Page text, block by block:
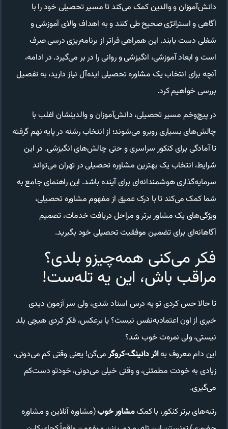
دانش‌آموزان و والدین کمک می‌کند تا مسیر تحصیلی خود را با
آگاهی و استراتژی صحیح طی کنند و به اهداف والای آموزشی و
شغلی دست یابند. این همراهی فراتر از برنامه‌ریزی درسی صرف
است و ابعاد آموزشی، انگیزشی و روانی را در بر می‌گیرد. در ادامه،
آنچه برای انتخاب یک مشاوره تحصیلی ایده‌آل نیاز دارید، به تفصیل
بررسی خواهیم کرد.
در پیچ‌وخم مسیر تحصیلی، دانش‌آموزان و والدینشان اغلب با
چالش‌های بسیاری روبرو می‌شوند؛ از انتخاب رشته در پایه نهم گرفته
تا آمادگی برای کنکور سراسری و حتی چالش‌های انگیزشی. در این
شرایط، انتخاب یک بهترین مشاوره تحصیلی در تهران می‌تواند
سرمایه‌گذاری هوشمندانه‌ای برای آینده باشد. این راهنمای جامع به
شما کمک می‌کند تا با درک عمیق از مفهوم مشاوره تحصیلی،
ویژگی‌های یک مشاور برتر و مراحل دریافت خدمات، تصمیم
آگاهانه‌ای برای تضمین موفقیت تحصیلی خود بگیرید.
فکر می‌کنی همه‌چیزو بلدی؟
مراقب باش، این یه تله‌ست!
تا حالا حس کردی تو یه درس استاد شدی، ولی سر آزمون دیدی
خبری از اون اعتمادبه‌نفس نیست؟ یا برعکس، فکر کردی هیچی بلد
نیستی، ولی نمره‌ت خوب شد؟
این دام معروف بهاثر دانینگ-کروگر می‌گن! یعنی وقتی کم می‌دونی،
زیادی به خودت مطمئنی، و وقتی خیلی می‌دونی، خودتو دست‌کم
می‌گیری.
رتبه‌های برتر کنکور، با کمکمشاور خوب(مشاوره آنلاین و مشاوره